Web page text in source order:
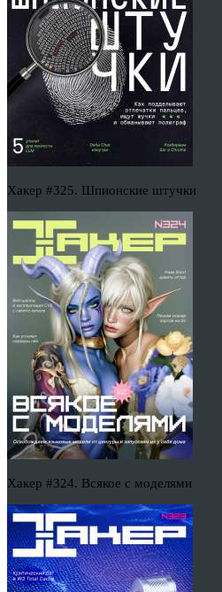
Хакер #325. Шпионские штучки
Хакер #324. Всякое с моделями